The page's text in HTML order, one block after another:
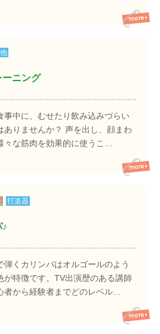
ーニング
事中に、むせたり飲み込みづらい
ありませんか？ 声を出し、顔まわ
々な筋肉を効果的に使うこ…
打楽器
弾くカリンバはオルゴールのよう
が特徴です。TV出演歴のある講師
者から経験者までどのレベル…